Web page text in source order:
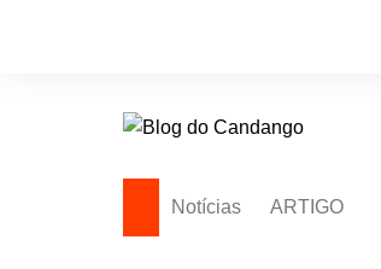
Notícias ARTIGO